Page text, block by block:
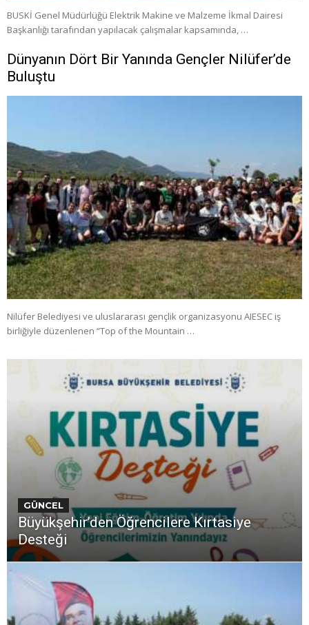
BUSKİ Genel Müdürlüğü Elektrik Makine ve Malzeme İkmal Dairesi
Başkanlığı tarafından yapılacak çalışmalar kapsamında, …
Dünyanın Dört Bir Yanında Gençler Nilüfer’de
Buluştu
Nilüfer Belediyesi ve uluslararası gençlik organizasyonu AIESEC iş
birliğiyle düzenlenen “Top of the Mountain …
GÜNCEL
Büyükşehir’den Öğrencilere Kırtasiye
Desteği